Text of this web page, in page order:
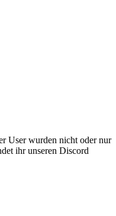
User wurden nicht oder nur
ihr unseren Discord